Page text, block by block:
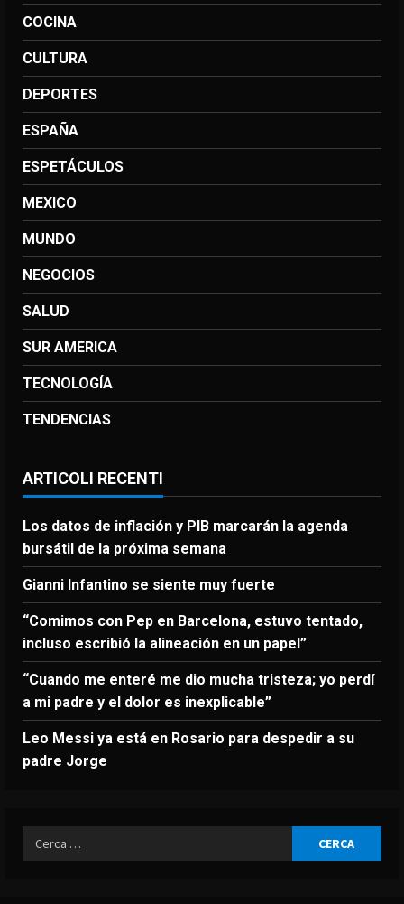
COCINA
CULTURA
DEPORTES
ESPAÑA
ESPETÁCULOS
MEXICO
MUNDO
NEGOCIOS
SALUD
SUR AMERICA
TECNOLOGÍA
TENDENCIAS
ARTICOLI RECENTI
Los datos de inflación y PIB marcarán la agenda
bursátil de la próxima semana
Gianni Infantino se siente muy fuerte
“Comimos con Pep en Barcelona, estuvo tentado,
incluso escribió la alineación en un papel”
“Cuando me enteré me dio mucha tristeza; yo perdí
a mi padre y el dolor es inexplicable”
Leo Messi ya está en Rosario para despedir a su
padre Jorge
Ricerca
per: